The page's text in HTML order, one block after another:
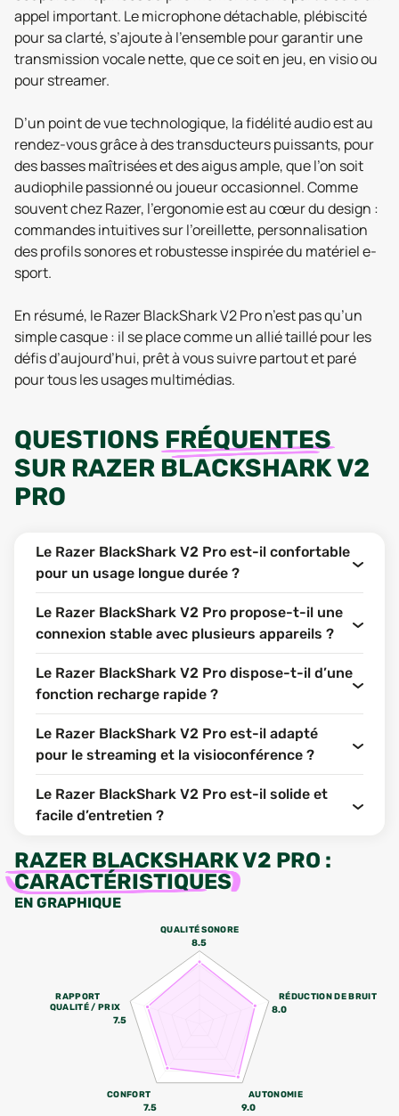
appel important. Le microphone détachable, plébiscité
pour sa clarté, s’ajoute à l’ensemble pour garantir une
transmission vocale nette, que ce soit en jeu, en visio ou
pour streamer.
D’un point de vue technologique, la fidélité audio est au
rendez-vous grâce à des transducteurs puissants, pour
des basses maîtrisées et des aigus ample, que l’on soit
audiophile passionné ou joueur occasionnel. Comme
souvent chez Razer, l’ergonomie est au cœur du design :
commandes intuitives sur l’oreillette, personnalisation
des profils sonores et robustesse inspirée du matériel e-
sport.
En résumé, le Razer BlackShark V2 Pro n’est pas qu’un
simple casque : il se place comme un allié taillé pour les
défis d’aujourd’hui, prêt à vous suivre partout et paré
pour tous les usages multimédias.
QUESTIONS FRÉQUENTES
SUR RAZER BLACKSHARK V2
PRO
Le Razer BlackShark V2 Pro est-il confortable
pour un usage longue durée ?
Le Razer BlackShark V2 Pro propose-t-il une
connexion stable avec plusieurs appareils ?
Le Razer BlackShark V2 Pro dispose-t-il d’une
fonction recharge rapide ?
Le Razer BlackShark V2 Pro est-il adapté
pour le streaming et la visioconférence ?
Le Razer BlackShark V2 Pro est-il solide et
facile d’entretien ?
RAZER BLACKSHARK V2 PRO :
CARACTÉRISTIQUES
EN GRAPHIQUE
QUALITÉ SONORE
8.5
RÉDUCTION DE BRUIT
8.0
AUTONOMIE
9.0
CONFORT
7.5
RAPPORT
QUALITÉ / PRIX
7.5